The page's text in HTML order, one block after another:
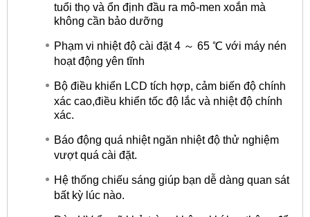
tuổi thọ và ổn định đầu ra mô-men xoắn mà
không cần bảo dưỡng
Phạm vi nhiệt độ cài đặt 4 ～ 65 ℃ với máy nén
hoạt động yên tĩnh
Bộ điều khiển LCD tích hợp, cảm biến độ chính
xác cao,điều khiển tốc độ lắc và nhiệt độ chính
xác.
Báo động quá nhiệt ngăn nhiệt độ thử nghiệm
vượt quá cài đặt.
Hệ thống chiếu sáng giúp bạn dễ dàng quan sát
bất kỳ lúc nào.